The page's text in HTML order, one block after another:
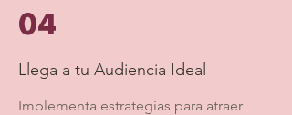
04
Llega a tu Audiencia Ideal
Implementa estrategias para atraer